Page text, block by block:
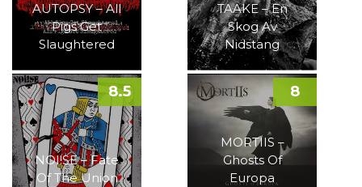
AUTOPSY – All
Pigs Get
Slaughtered
TAAKE – En
Skog Av
Nidstang
NOI!SE – Fate
Of The Union
8.5
MORTIIS –
Ghosts Of
Europa
8